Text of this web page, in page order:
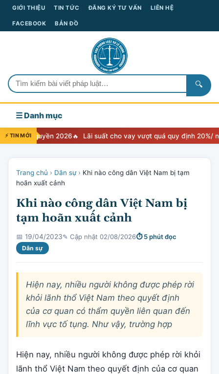
GIỚI THIỆU TIN TỨC ĐĂNG KÝ TƯ VẤN LIÊN HỆ
FACEBOOK BẢN ĐỒ
🔍
☰ Danh mục
⚡ TIN MỚI
2026 Lãi suất cho vay vượt quá quy định 20%/ năm thì xử lý
Trang chủ › Dân sự› Khi nào công dân Việt Nam bị tạm
hoãn xuất cảnh
Khi nào công dân Việt Nam bị
tạm hoãn xuất cảnh
📅 19/04/2023✎ Cập nhật 02/08/2026⏱ 5 phút đọc
Dân sự
Hiện nay, nhiều người không được phép rời
khỏi lãnh thổ Việt Nam theo quyết định
của cơ quan có thẩm quyền liên quan đến
lĩnh vực tố tụng. Như vậy, trường hợp
Hiện nay, nhiều người không được phép rời khỏi
lãnh thổ Việt Nam theo quyết định của cơ quan